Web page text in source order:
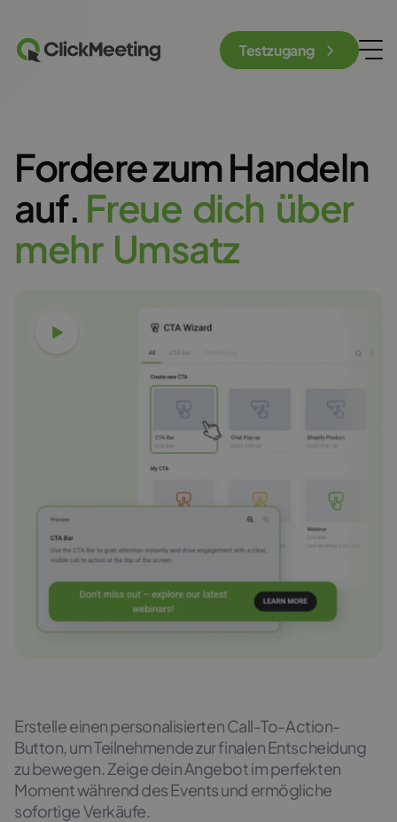
Testzugang
Video ansehen
Erstelle einen personalisierten Call-To-Action-
Button, um Teilnehmende zur finalen Entscheidung
zu bewegen. Zeige dein Angebot im perfekten
Moment während des Events und ermögliche
sofortige Verkäufe.
Fordere zum Handeln
auf. Freue dich über
mehr Umsatz